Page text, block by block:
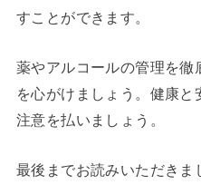
すことができます。
薬やアルコールの管理を
を心がけましょう。健康
注意を払いましょう。
最後までお読みいただきま